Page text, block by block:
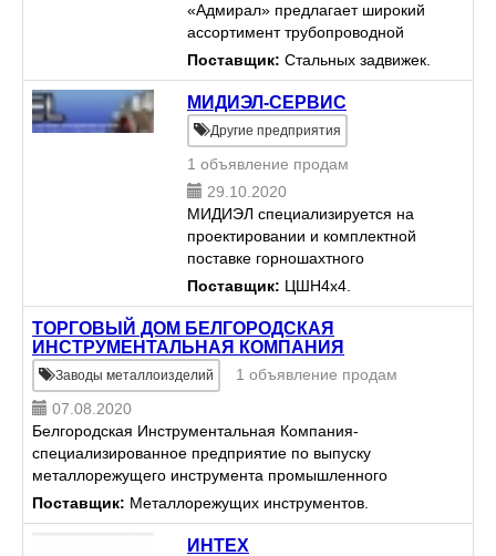
«Адмирал» предлагает широкий
ассортимент трубопроводной
арматуры собственного
изготовления. Наше предприятие
выпускает серийную продукцию и
выполняет индивидуальные
заказы клиент...
Поставщик: Стальных задвижек.
МИДИЭЛ-СЕРВИС
Другие предприятия
1 объявление продам
29.10.2020
МИДИЭЛ специализируется на
проектировании и комплектной
поставке горношахтного
оборудования, такого как
крупные шахтные подъемные
машины индивидуального
исполнения, проходческие
лебедки и шахтные вент...
Поставщик: ЦШН4х4.
ТОРГОВЫЙ ДОМ БЕЛГОРОДСКАЯ
ИНСТРУМЕНТАЛЬНАЯ КОМПАНИЯ
Заводы металлоизделий
1 объявление продам
07.08.2020
Белгородская Инструментальная Компания-
специализированное предприятие по выпуску
металлорежущего инструмента промышленного
назначения.19 лет на рынке инструмента. Наша
компания специализируется на вы...
Поставщик: Металлорежущих инструментов.
ИНТЕХ